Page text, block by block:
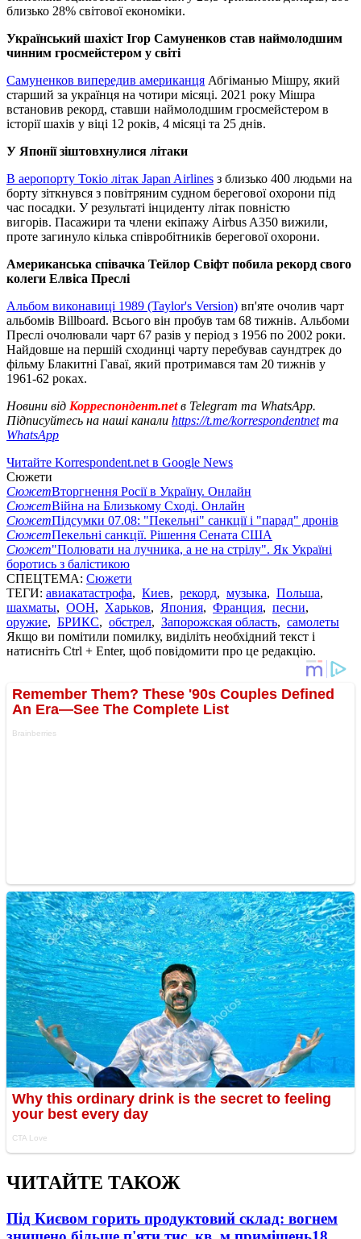
близько 28% світової економіки.
Український шахіст Ігор Самуненков став наймолодшим
чинним гросмейстером у світі
Самуненков випередив американця Абгіманью Мішру, який
старший за українця на чотири місяці. 2021 року Мішра
встановив рекорд, ставши наймолодшим гросмейстером в
історії шахів у віці 12 років, 4 місяці та 25 днів.
У Японії зіштовхнулися літаки
В аеропорту Токіо літак Japan Airlines з близько 400 людьми на
борту зіткнувся з повітряним судном берегової охорони під
час посадки. У результаті інциденту літак повністю
вигорів. Пасажири та члени екіпажу Airbus A350 вижили,
проте загинуло кілька співробітників берегової охорони.
Американська співачка Тейлор Свіфт побила рекорд свого
колеги Елвіса Преслі
Альбом виконавиці 1989 (Taylor's Version) вп'яте очолив чарт
альбомів Billboard. Всього він пробув там 68 тижнів. Альбоми
Преслі очолювали чарт 67 разів у період з 1956 по 2002 роки.
Найдовше на першій сходинці чарту перебував саундтрек до
фільму Блакитні Гаваї, який протримався там 20 тижнів у
1961-62 роках.
Новини від Корреспондент.netв Telegram та WhatsApp.
Підписуйтесь на наші канали https://t.me/korrespondentnetта
WhatsApp
Читайте Korrespondent.net в Google News
Сюжети
СюжетВторгнення Росії в Україну. Онлайн
СюжетВійна на Близькому Сході. Онлайн
СюжетПідсумки 07.08: "Пекельні" санкції і "парад" дронів
СюжетПекельні санкції. Рішення Сената США
Сюжет"Полювати на лучника, а не на стрілу". Як Україні
боротись з балістикою
СПЕЦТЕМА: Сюжети
ТЕГИ: авиакатастрофа, Киев, рекорд, музыка, Польша,
шахматы, ООН, Харьков, Япония, Франция, песни,
оружие, БРИКС, обстрел, Запорожская область, самолеты
Якщо ви помітили помилку, виділіть необхідний текст і
натисніть Ctrl + Enter, щоб повідомити про це редакцію.
ЧИТАЙТЕ ТАКОЖ
Під Києвом горить продуктовий склад: вогнем